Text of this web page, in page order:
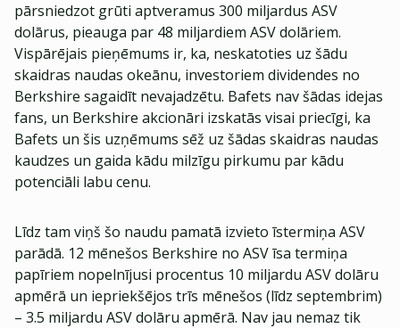
pārsniedzot grūti aptveramus 300 miljardus ASV
dolārus, pieauga par 48 miljardiem ASV dolāriem.
Vispārējais pieņēmums ir, ka, neskatoties uz šādu
skaidras naudas okeānu, investoriem dividendes no
Berkshire sagaidīt nevajadzētu. Bafets nav šādas idejas
fans, un Berkshire akcionāri izskatās visai priecīgi, ka
Bafets un šis uzņēmums sēž uz šādas skaidras naudas
kaudzes un gaida kādu milzīgu pirkumu par kādu
potenciāli labu cenu.
Līdz tam viņš šo naudu pamatā izvieto īstermiņa ASV
parādā. 12 mēnešos Berkshire no ASV īsa termiņa
papīriem nopelnījusi procentus 10 miljardu ASV dolāru
apmērā un iepriekšējos trīs mēnešos (līdz septembrim)
– 3.5 miljardu ASV dolāru apmērā. Nav jau nemaz tik